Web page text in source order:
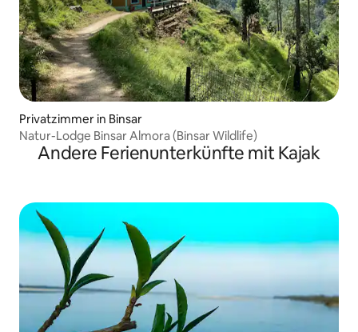
Privatzimmer in Binsar
Natur-Lodge Binsar Almora (Binsar Wildlife)
Andere Ferienunterkünfte mit Kajak